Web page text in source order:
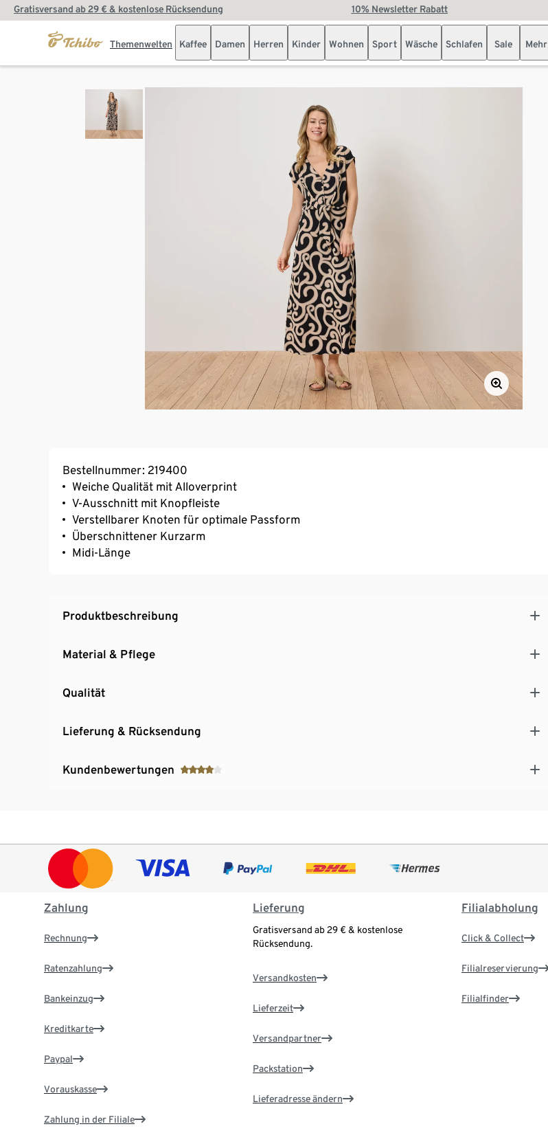
Gratisversand ab 29 € & kostenlose Rücksendung 10% Newsletter Rabatt
Themenwelten Kaffee Damen Herren Kinder Wohnen Sport Wäsche Schlafen Sale Mehr
Bestellnummer: 219400
Weiche Qualität mit Alloverprint
V-Ausschnitt mit Knopfleiste
Verstellbarer Knoten für optimale Passform
Überschnittener Kurzarm
Midi-Länge
Produktbeschreibung
Material & Pflege
Qualität
Lieferung & Rücksendung
Kundenbewertungen
Zahlung
Rechnung
Ratenzahlung
Bankeinzug
Kreditkarte
Paypal
Vorauskasse
Zahlung in der Filiale
Lieferung
Gratisversand ab 29 € & kostenlose
Rücksendung.
Versandkosten
Lieferzeit
Versandpartner
Packstation
Lieferadresse ändern
Filialabholung
Click & Collect
Filialreservierung
Filialfinder